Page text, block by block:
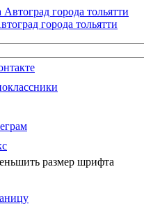
города тольятти